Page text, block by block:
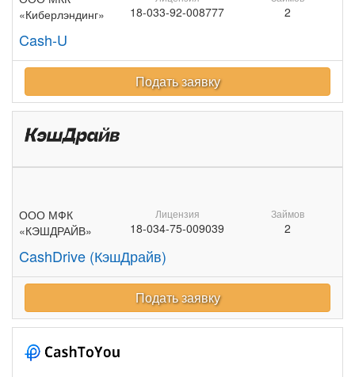
«Киберлэндинг»
Cash-U
18-033-92-008777 2
Подать заявку
ООО МФК
«КЭШДРАЙВ»
CashDrive (КэшДрайв)
Лицензия
18-034-75-009039
Займов
2
Подать заявку